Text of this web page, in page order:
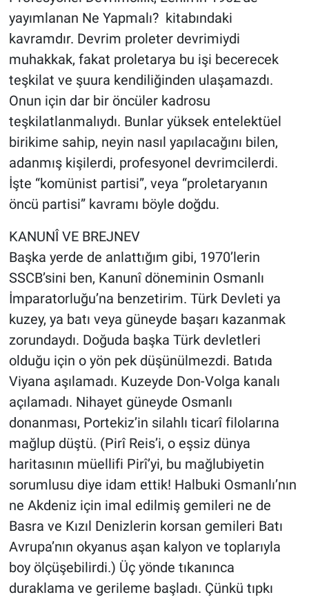
yayımlanan Ne Yapmalı? kitabındaki
kavramdır. Devrim proleter devrimiydi
muhakkak, fakat proletarya bu işi becerecek
teşkilat ve şuura kendiliğinden ulaşamazdı.
Onun için dar bir öncüler kadrosu
teşkilatlanmalıydı. Bunlar yüksek entelektüel
birikime sahip, neyin nasıl yapılacağını bilen,
adanmış kişilerdi, profesyonel devrimcilerdi.
İşte “komünist partisi”, veya “proletaryanın
öncü partisi” kavramı böyle doğdu.
KANUNÎ VE BREJNEV
Başka yerde de anlattığım gibi, 1970’lerin
SSCB’sini ben, Kanunî döneminin Osmanlı
İmparatorluğu’na benzetirim. Türk Devleti ya
kuzey, ya batı veya güneyde başarı kazanmak
zorundaydı. Doğuda başka Türk devletleri
olduğu için o yön pek düşünülmezdi. Batıda
Viyana aşılamadı. Kuzeyde Don-Volga kanalı
açılamadı. Nihayet güneyde Osmanlı
donanması, Portekiz’in silahlı ticarî filolarına
mağlup düştü. (Pirî Reis’i, o eşsiz dünya
haritasının müellifi Pirî’yi, bu mağlubiyetin
sorumlusu diye idam ettik! Halbuki Osmanlı’nın
ne Akdeniz için imal edilmiş gemileri ne de
Basra ve Kızıl Denizlerin korsan gemileri Batı
Avrupa’nın okyanus aşan kalyon ve toplarıyla
boy ölçüşebilirdi.) Üç yönde tıkanınca
duraklama ve gerileme başladı. Çünkü tıpkı